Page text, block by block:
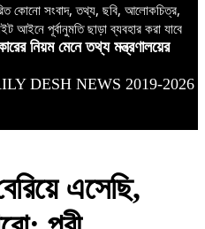
কোনো সংবাদ, তথ্য, ছবি, আলোকচিত্র,
আইনে পূর্বানুমতি ছাড়া ব্যবহার করা যাবে
নিয়ম মেনে তথ্য মন্ত্রণালয়ের
DESH NEWS 2019-2026
এসেছি,